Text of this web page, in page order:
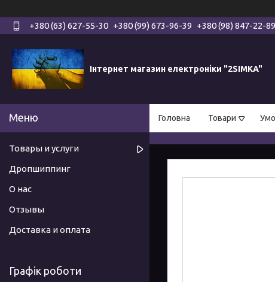
+380 (63) 627-55-30 +380 (99) 673-96-39 +380 (98) 847-22-89
Інтернет магазин електроніки "2SIMKA"
Головна Товари
Товары и услуги
Дропшиппинг
О нас
Отзывы
Доставка и оплата
Графік роботи